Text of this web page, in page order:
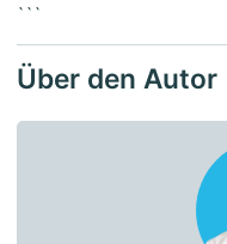
```
Über den Autor